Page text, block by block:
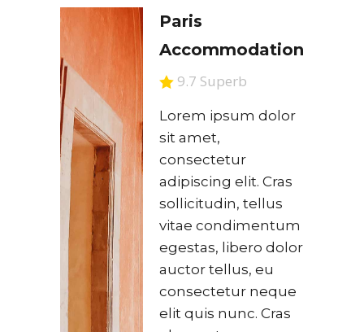
Paris
Accommodation
9.7 Superb
Lorem ipsum dolor
sit amet,
consectetur
adipiscing elit. Cras
sollicitudin, tellus
vitae condimentum
egestas, libero dolor
auctor tellus, eu
consectetur neque
elit quis nunc. Cras